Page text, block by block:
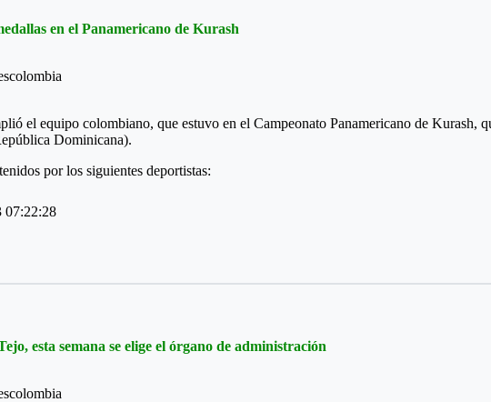
a las de delegaciones de: Restrepo, Barranca de Upia, El Calvario y San Juanito,
y juvenil.
en el Panamericano de Kurash
el equipo colombiano, que estuvo en el Campeonato Panamericano de Kurash,
Dominicana).
por los siguientes deportistas:
modalidad gilam
07:22:28
esta semana se elige el órgano de administración